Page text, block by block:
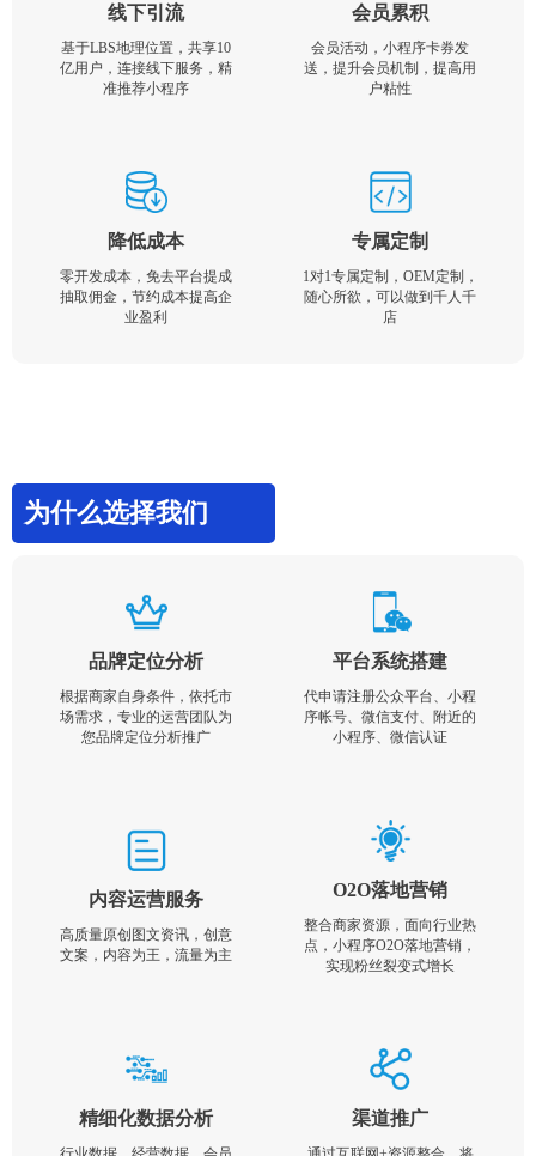
线下引流
基于LBS地理位置，共享10
亿用户，连接线下服务，精
准推荐小程序
会员累积
会员活动，小程序卡券发
送，提升会员机制，提高用
户粘性
降低成本
零开发成本，免去平台提成
抽取佣金，节约成本提高企
业盈利
专属定制
1对1专属定制，OEM定制，
随心所欲，可以做到千人千
店
为什么选择我们
品牌定位分析
根据商家自身条件，依托市
场需求，专业的运营团队为
您品牌定位分析推广
平台系统搭建
代申请注册公众平台、小程
序帐号、微信支付、附近的
小程序、微信认证
内容运营服务
高质量原创图文资讯，创意
文案，内容为王，流量为主
O2O落地营销
整合商家资源，面向行业热
点，小程序O2O落地营销，
实现粉丝裂变式增长
精细化数据分析 渠道推广